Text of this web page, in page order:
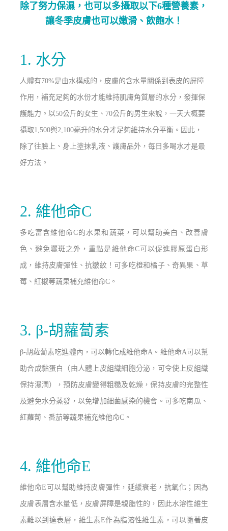
除了努力保濕，也可以多攝取以下6種營養素，
讓冬季皮膚也可以嫩滑、飲飽水！
1. 水分
人體有70%是由水構成的 ， 皮膚的含水量關係到表皮的屏障
作用 ，補充足夠的水份才能維持肌膚角質層的水分，發揮保
護能力。以50公斤的女生、70公斤的男生來說，一天大概要
攝取1,500與2,100毫升的水分才足夠維持水分平衡。 因此，
除了往臉上、身上塗抹乳液、護膚品外，每日多喝水才是最
好方法。
2. 維他命C
多吃富含維他命C的 水果和蔬菜 ，可以幫助美白、改善膚
色、避免曬斑之外，重點是維他命C可以促進膠原蛋白形
成，維持皮膚彈性、抗皺紋！可多吃橙和橘子、奇異果、草
莓、紅椒等蔬果補充維他命C。
3. β-胡蘿蔔素
β-胡蘿蔔素吃進體內， 可以轉化成維他命A。維他命A可以幫
助合成黏蛋白（由人體上皮組織細胞分泌，可令使 上皮組織
保持濕潤），預防皮膚變得粗糙及乾燥，保持皮膚的完整性
及避免水分蒸發，以免增加細菌感染的機會。 可多吃南瓜、
紅蘿蔔、番茄等蔬果補充維他命C 。
4. 維他命E
維他命E可以幫助維持皮膚彈性，延緩衰老，抗氧化；因為
皮膚表層含水量低，皮膚屏障是親脂性的，因此水溶性維生
素難以到達表層，維生素E作為脂溶性維生素，可以隨著皮